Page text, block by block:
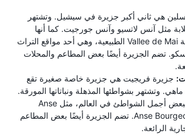
هي ثاني أكبر جزيرة في سيشيل. وتشتهر
مثل آنس لاتسيو وآنس جورجيت. كما أنها
موطن لمحمية Vallee de Mai الطبيعية، وهي أحد مواقع التراث
تضم الجزيرة أيضًا بعض المطاعم والمحلات
جزيرة فريجيت هي جزيرة خاصة صغيرة تقع
وتشتهر بشواطئها المذهلة ونباتاتها المورقة.
فهي موطن لبعض أجمل الشواطئ في العالم، مثل Anse
Victorin وAnse Bourgeois. تضم الجزيرة أيضًا بعض المطاعم
الرائعة.